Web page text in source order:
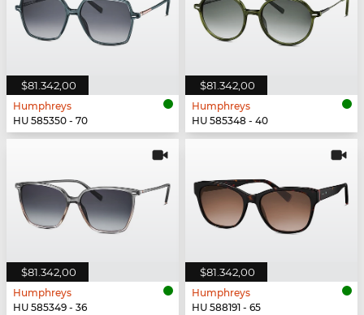
$81.342,00
Humphreys
HU 585350 - 70
$81.342,00
Humphreys
HU 585348 - 40
$81.342,00
Humphreys
HU 585349 - 36
$81.342,00
Humphreys
HU 588191 - 65